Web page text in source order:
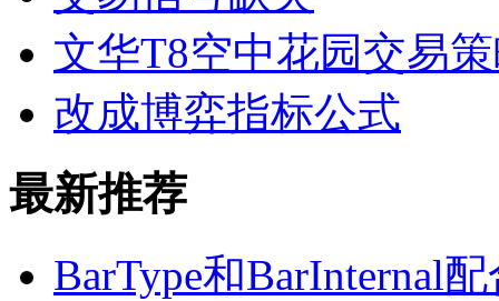
文华T8空中花园交易
改成博弈指标公式
最新推荐
BarType和BarInternal